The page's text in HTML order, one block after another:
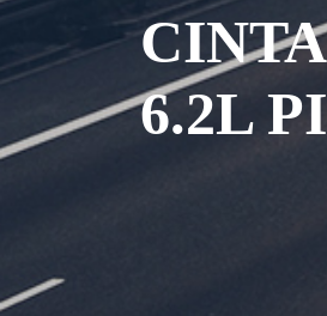
6.2L